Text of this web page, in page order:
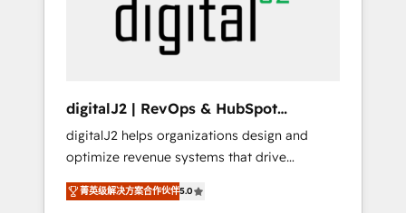
customers).
digitalJ2 | RevOps & HubSpot
Implementations
digitalJ2 helps organizations design and
optimize revenue systems that drive
scalable, predictable growth. As a triple-
accredited HubSpot Solutions Partner, we
菁英级解决方案合作伙伴5.0